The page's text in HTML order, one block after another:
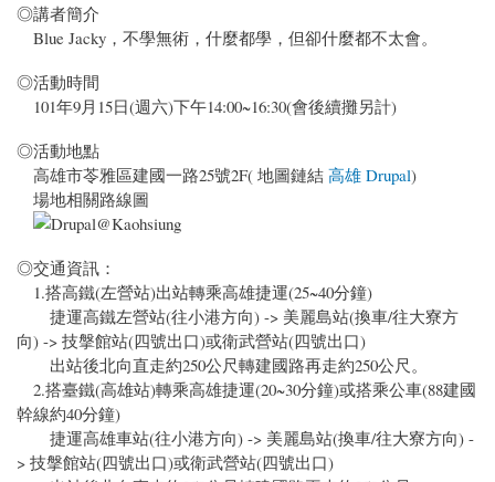
◎講者簡介
Blue Jacky，不學無術，什麼都學，但卻什麼都不太會。
◎活動時間
101年9月15日(週六)下午14:00~16:30(會後續攤另計)
◎活動地點
高雄市苓雅區建國一路25號2F( 地圖鏈結 高雄 Drupal)
場地相關路線圖
◎交通資訊：
1.搭高鐵(左營站)出站轉乘高雄捷運(25~40分鐘)
捷運高鐵左營站(往小港方向) -> 美麗島站(換車/往大寮方
向) -> 技搫館站(四號出口)或衛武營站(四號出口)
出站後北向直走約250公尺轉建國路再走約250公尺。
2.搭臺鐵(高雄站)轉乘高雄捷運(20~30分鐘)或搭乘公車(88建國
幹線約40分鐘)
捷運高雄車站(往小港方向) -> 美麗島站(換車/往大寮方向) -
> 技搫館站(四號出口)或衛武營站(四號出口)